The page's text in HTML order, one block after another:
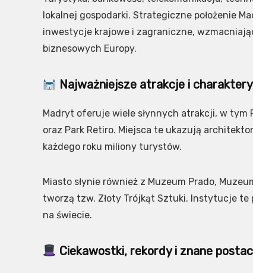
lokalnej gospodarki. Strategiczne położenie
inwestycje krajowe i zagraniczne,
biznesowych Europy.
Najważniejsze atrakcje i
Madryt oferuje wiele słynnych atrakcji, w tym
oraz Park Retiro. Miejsca te ukazują
każdego roku miliony turystów.
Miasto słynie również z Muzeum Prado,
tworzą tzw. Złoty Trójkąt Sztuki. Instytucje
na świecie.
Ciekawostki, rekordy i znane